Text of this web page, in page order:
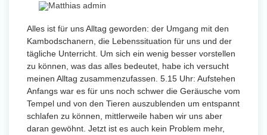
Alles ist für uns Alltag geworden: der Umgang mit den
Kambodschanern, die Lebenssituation für uns und der
tägliche Unterricht. Um sich ein wenig besser vorstellen
zu können, was das alles bedeutet, habe ich versucht
meinen Alltag zusammenzufassen. 5.15 Uhr: Aufstehen
Anfangs war es für uns noch schwer die Geräusche vom
Tempel und von den Tieren auszublenden um entspannt
schlafen zu können, mittlerweile haben wir uns aber
daran gewöhnt. Jetzt ist es auch kein Problem mehr,